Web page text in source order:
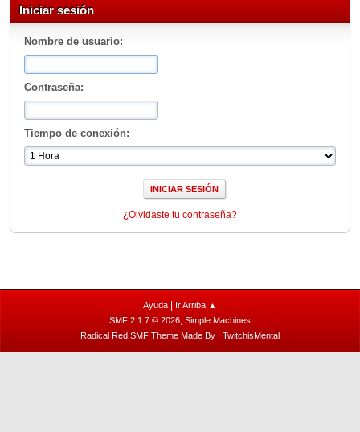
Iniciar sesión
Nombre de usuario:
Contraseña:
Tiempo de conexión:
¿Olvidaste tu contraseña?
Ayuda
Ir Arriba ▲
SMF 2.1.7 © 2026, Simple Machines
Radical Red SMF Theme Made By : TwitchisMental